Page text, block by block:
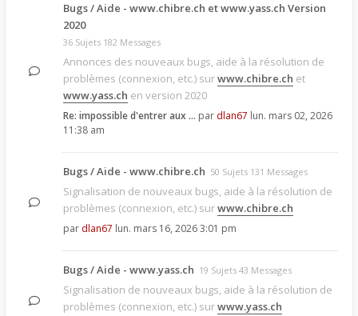
Bugs / Aide - www.chibre.ch et www.yass.ch Version
2020
36 Sujets 182 Messages
Annonces des nouveaux bugs, aide à la résolution de
problèmes (connexion, etc.) surwww.chibre.ch et
www.yass.ch en version 2020
Re: impossible d'entrer aux … par dlan67 lun. mars 02, 2026
11:38 am
Bugs / Aide - www.chibre.ch 50 Sujets 131 Messages
Signalisation de nouveaux bugs, aide à la résolution de
problèmes (connexion, etc.) surwww.chibre.ch
par dlan67 lun. mars 16, 2026 3:01 pm
Bugs / Aide - www.yass.ch 19 Sujets 43 Messages
Signalisation de nouveaux bugs, aide à la résolution de
problèmes (connexion, etc.) surwww.yass.ch